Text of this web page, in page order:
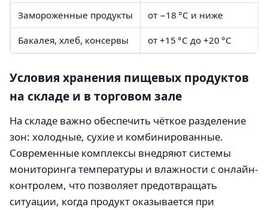
Замороженные продукты от −18 °C и ниже
Бакалея, хлеб, консервы от +15 °C до +20 °C
Условия хранения пищевых продуктов
на складе и в торговом зале
На складе важно обеспечить чёткое разделение
зон: холодные, сухие и комбинированные.
Современные комплексы внедряют системы
мониторинга температуры и влажности с онлайн-
контролем, что позволяет предотвращать
ситуации, когда продукт оказывается при